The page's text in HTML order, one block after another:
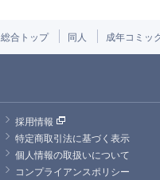
総合トップ 同人 成年コミッ
採用情報
特定商取引法に基づく表示
個人情報の取扱いについて
コンプライアンスポリシー